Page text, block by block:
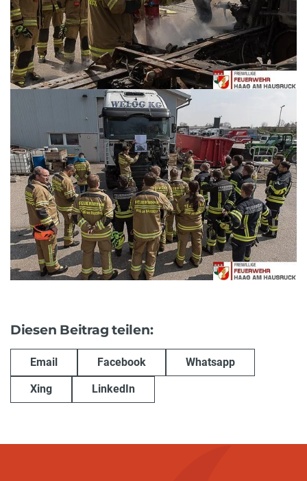
Diesen Beitrag teilen:
Email Facebook Whatsapp
Xing LinkedIn